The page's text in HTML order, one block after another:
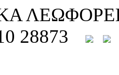
28873